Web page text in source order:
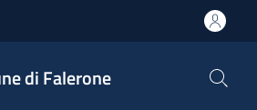
di Falerone